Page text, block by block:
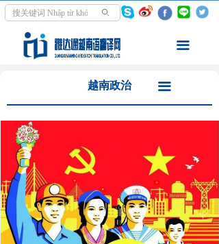
ꄙ
끀
首页
翻译服务
资讯中心
学越南语
关于我们
越南政治 끀
越南历史
越南政治
越南投资
越南旅游
越南教育
越南媒体